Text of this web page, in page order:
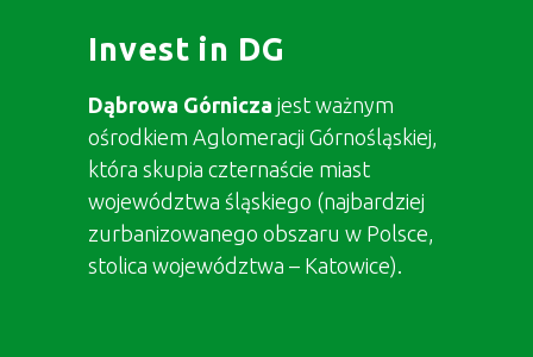
Invest in DG
Dąbrowa Górnicza jest ważnym
ośrodkiem Aglomeracji Górnośląskiej,
która skupia czternaście miast
województwa śląskiego (najbardziej
zurbanizowanego obszaru w Polsce,
stolica województwa – Katowice).